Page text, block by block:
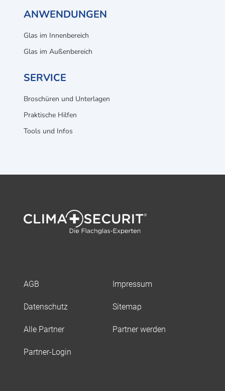
ANWENDUNGEN
Glas im Innenbereich
Glas im Außenbereich
SERVICE
Broschüren und Unterlagen
Praktische Hilfen
Tools und Infos
AGB Impressum
Datenschutz Sitemap
Alle Partner Partner werden
Partner-Login